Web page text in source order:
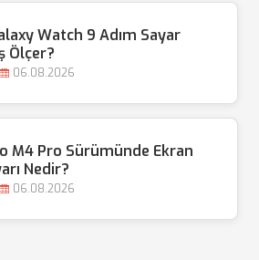
Watch 9 Adım Sayar
Ölçer?
06.08.2026
M4 Pro Sürümünde Ekran
Nedir?
06.08.2026